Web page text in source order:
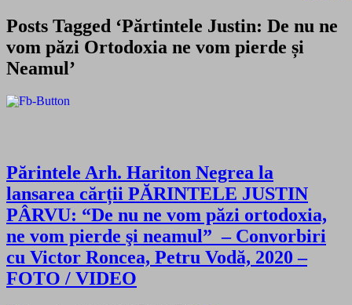
Posts Tagged ‘Părtintele Justin: De nu ne
vom păzi Ortodoxia ne vom pierde și
Neamul’
Părintele Arh. Hariton Negrea la
lansarea cărții PĂRINTELE JUSTIN
PÂRVU: “De nu ne vom păzi ortodoxia,
ne vom pierde şi neamul” – Convorbiri
cu Victor Roncea, Petru Vodă, 2020 –
FOTO / VIDEO